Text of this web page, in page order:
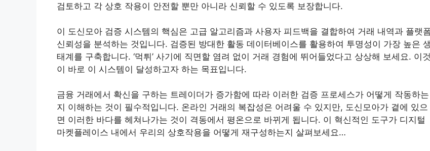
검토하고 각 상호 작용이 안전할 뿐만 아니라 신뢰할 수 있도록 보장합니다.
이 도신모아 검증 시스템의 핵심은 고급 알고리즘과 사용자 피드백을 결합하여 거래 내역과 플랫
신뢰성을 분석하는 것입니다. 검증된 방대한 활동 데이터베이스를 활용하여 투명성이 가장 높은 생
태계를 구축합니다. ‘먹튀’ 사기에 직면할 염려 없이 거래 경험에 뛰어들었다고 상상해 보세요. 이것
이 바로 이 시스템이 달성하고자 하는 목표입니다.
금융 거래에서 확신을 구하는 트레이더가 증가함에 따라 이러한 검증 프로세스가 어떻게 작동하는
지 이해하는 것이 필수적입니다. 온라인 거래의 복잡성은 어려울 수 있지만, 도신모아가 곁에 있으
면 이러한 바다를 헤쳐나가는 것이 격동에서 평온으로 바뀌게 됩니다. 이 혁신적인 도구가 디지털
마켓플레이스 내에서 우리의 상호작용을 어떻게 재구성하는지 살펴보세요…